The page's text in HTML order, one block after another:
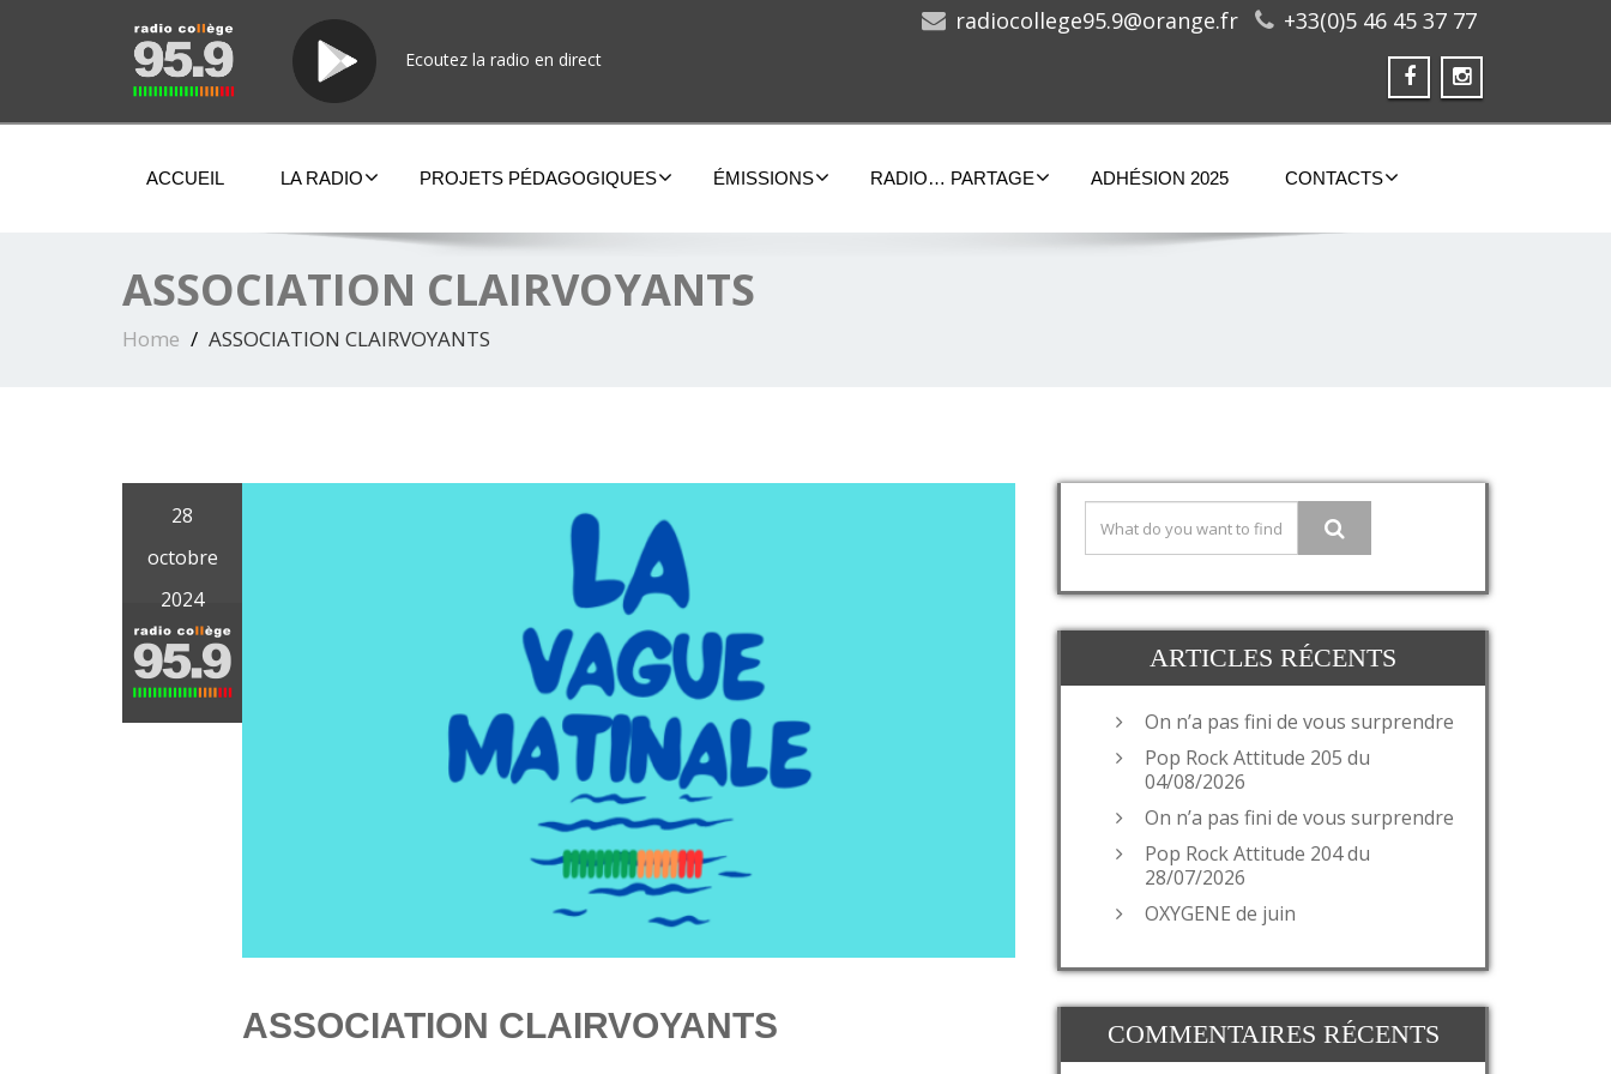
Ecoutez la radio en direct
radiocollege95.9@orange.fr +33(0)5 46 45 37 77
ACCUEIL LA RADIO PROJETS PÉDAGOGIQUES ÉMISSIONS RADIO… PARTAGE ADHÉSION 2025 CONTACTS
ASSOCIATION CLAIRVOYANTS
Home ASSOCIATION CLAIRVOYANTS
28
octobre
2024
ASSOCIATION CLAIRVOYANTS
ARTICLES RÉCENTS
On n’a pas fini de vous surprendre
Pop Rock Attitude 205 du
04/08/2026
On n’a pas fini de vous surprendre
Pop Rock Attitude 204 du
28/07/2026
OXYGENE de juin
COMMENTAIRES RÉCENTS